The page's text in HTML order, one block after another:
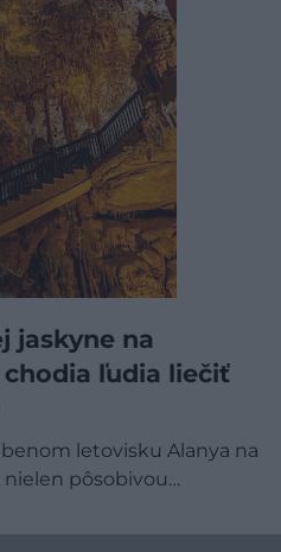
jaskyne na
ľudia liečiť
letovisku Alanya na
pôsobivou…